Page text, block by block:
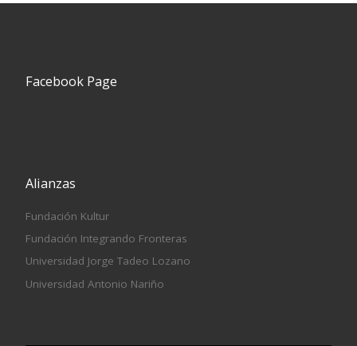
Facebook Page
Alianzas
Fundación Kultur
Fundación Integrando Fronteras
Universidad Jorge Tadeo Lozano
Universidad Antonio Nariño